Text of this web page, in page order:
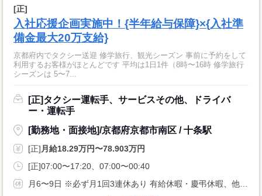
[正]
入社応援企画実施中！{半年給与保障}×{入社準
備金最大20万支給}
京都府内でタクシー送迎 修学旅行、観光シーズン 事前に予約をして
利用するお客様がほとんどです 平均は1日1件（8時〜16時 修学旅行
シーズンは 5〜7...
[正]タクシー運転手、サービスその他、ドライバ
ー・運転手
[勤務地・面接地]/京都府京都市南区 / 十条駅
[正] 月給18.29万円〜78.903万円
[正]07:00〜17:20、07:00〜00:40